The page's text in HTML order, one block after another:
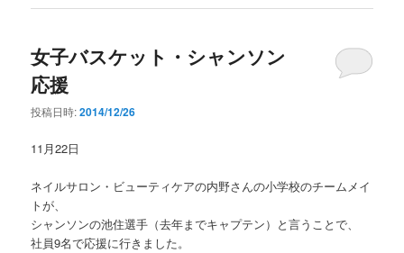
女子バスケット・シャンソン
応援
投稿日時:2014/12/26
11月22日
ネイルサロン・ビューティケアの内野さんの小学校のチームメイ
トが、
シャンソンの池住選手（去年までキャプテン）と言うことで、
社員9名で応援に行きました。